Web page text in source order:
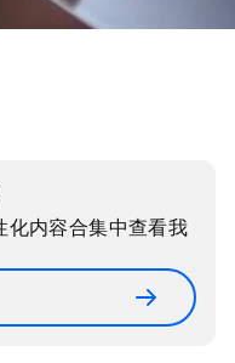
化内容合集中查看我